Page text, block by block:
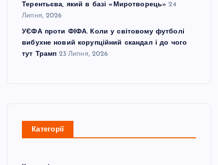
Терентьєва, який в базі «Миротворець» 24
Липня, 2026
УЄФА проти ФІФА. Коли у світовому футболі
вибухне новий корупційний скандал і до чого
тут Трамп 23 Липня, 2026
Категорії